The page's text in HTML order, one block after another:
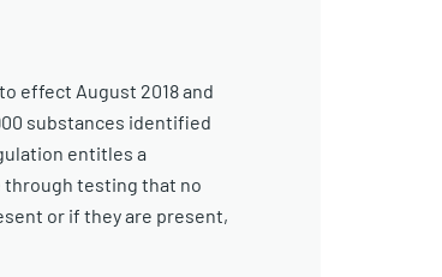
effect August 2018 and
substances identified
entitles a
testing that no
or if they are present,